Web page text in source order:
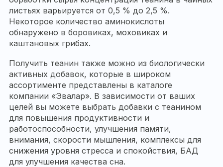
листьях варьируется от 0,5 % до 2,5 %.
Некоторое количество аминокислоты
обнаружено в боровиках, моховиках и
каштановых грибах.
Получить теанин также можно из биологически
активных добавок, которые в широком
ассортименте представлены в каталоге
компании «Эвалар». В зависимости от ваших
целей вы можете выбрать добавки с теанином
для повышения продуктивности и
работоспособности, улучшения памяти,
внимания, скорости мышления, комплексы для
снижения уровня стресса и спокойствия, БАД
для улучшения качества сна.